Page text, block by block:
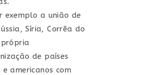
exemplo a união de
Síria, Corrêa do
de países
e americanos com